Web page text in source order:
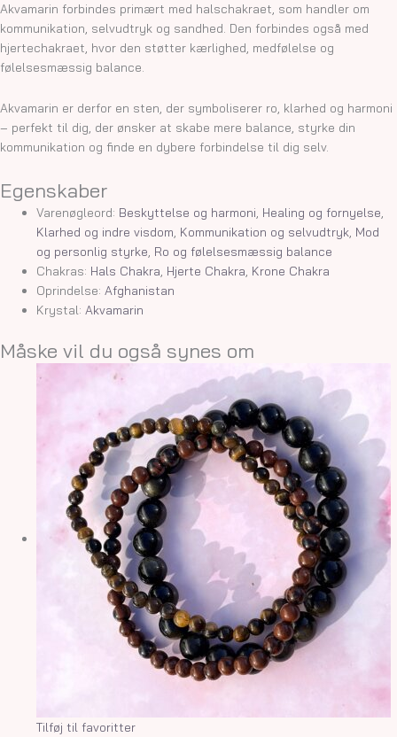
Akvamarin forbindes primært med halschakraet, som handler om
kommunikation, selvudtryk og sandhed. Den forbindes også med
hjertechakraet, hvor den støtter kærlighed, medfølelse og
følelsesmæssig balance.
Akvamarin er derfor en sten, der symboliserer ro, klarhed og harmoni
– perfekt til dig, der ønsker at skabe mere balance, styrke din
kommunikation og finde en dybere forbindelse til dig selv.
Egenskaber
Varenøgleord: Beskyttelse og harmoni Healing og fornyelse
Klarhed og indre visdom Kommunikation og selvudtryk Mod
og personlig styrke Ro og følelsesmæssig balance
Chakras: Hals Chakra Hjerte Chakra Krone Chakra
Oprindelse: Afghanistan
Krystal: Akvamarin
Måske vil du også synes om
Tilføj til favoritter